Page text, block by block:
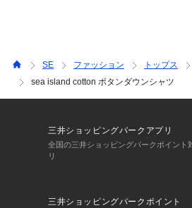
SE ファッション トップス
sea island cotton ボタンダウンシャツ
三井ショッピングパークアプリ
全国の三井ショッピングパークポイント
リ
三井ショッピングパークポイント